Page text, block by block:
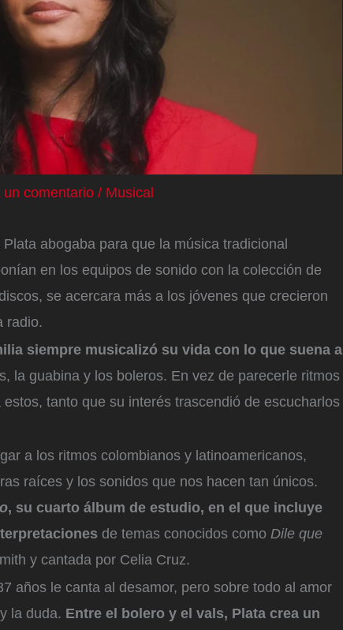
un comentario / Musical
abogaba para que la música tradicional
en los equipos de sonido con la colección de
se acercara más a los jóvenes que crecieron
radio.
siempre musicalizó su vida con lo que suena a
la guabina y los boleros. En vez de parecerle ritmos
tanto que su interés trascendió de escucharlos
a los ritmos colombianos y latinoamericanos,
raíces y los sonidos que nos hacen tan únicos.
, su cuarto álbum de estudio, en el que incluye
de temas conocidos como Dile que
y cantada por Celia Cruz.
años le canta al desamor, pero sobre todo al amor
la duda. Entre el bolero y el vals, Plata crea un